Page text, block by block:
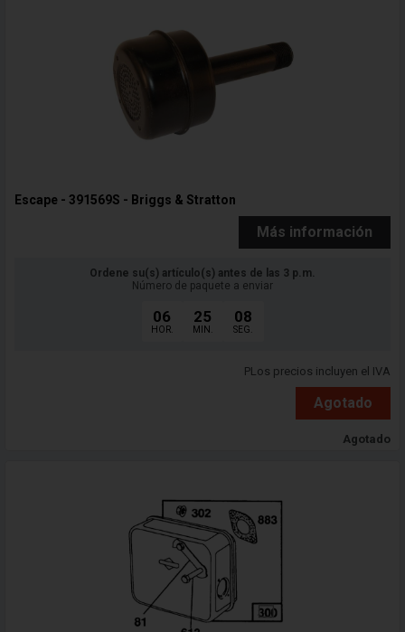
Escape - 391569S - Briggs & Stratton
Más información
Ordene su(s) artículo(s) antes de las 3 p.m.
Número de paquete a enviar
06
HOR.
25
MIN.
06
SEG.
PLos precios incluyen el IVA
Agotado
Agotado